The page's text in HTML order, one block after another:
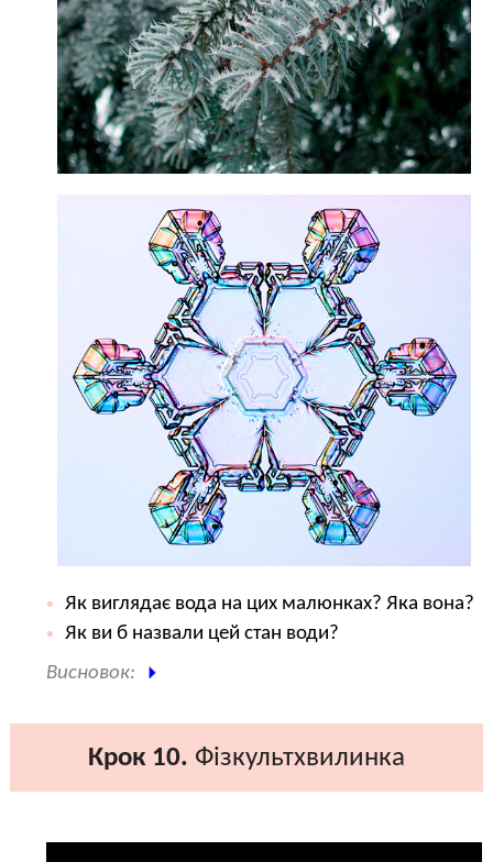
Як виглядає вода на цих малюнках? Яка вона?
Як ви б назвали цей стан води?
Висновок:
Крок 10. Фізкультхвилинка